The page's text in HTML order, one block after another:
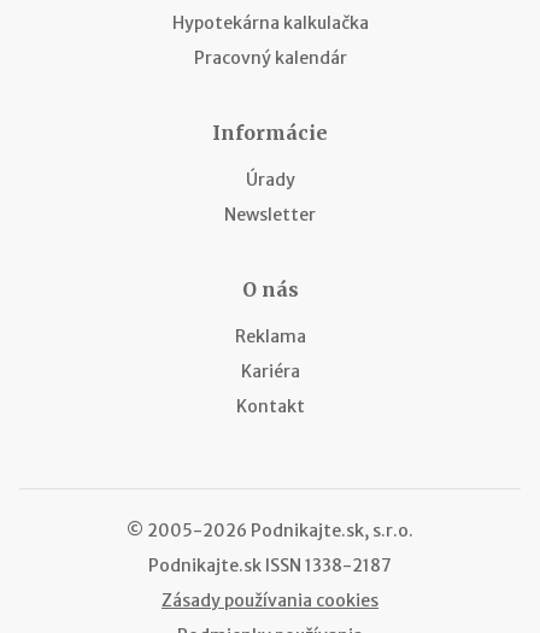
Hypotekárna kalkulačka
Pracovný kalendár
Informácie
Úrady
Newsletter
O nás
Reklama
Kariéra
Kontakt
© 2005-2026 Podnikajte.sk, s.r.o.
Podnikajte.sk ISSN 1338-2187
Zásady používania cookies